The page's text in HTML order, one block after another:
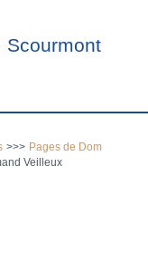
>>> Pages de Dom
Veilleux